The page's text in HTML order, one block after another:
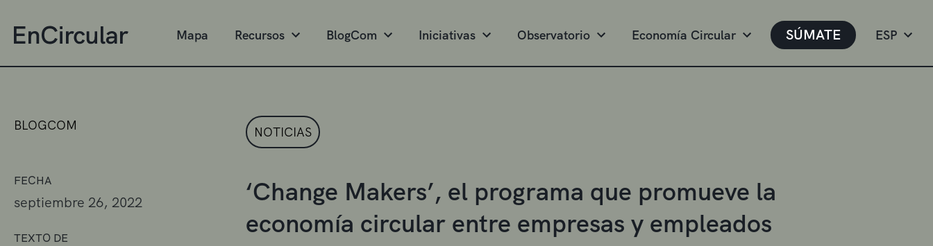
Mapa Recursos BlogCom Iniciativas Observatorio Economía Circular SÚMATE ESP
BLOGCOM
FECHA
septiembre 26, 2022
TEXTO DE
NOTICIAS
‘Change Makers’, el programa que promueve la
economía circular entre empresas y empleados